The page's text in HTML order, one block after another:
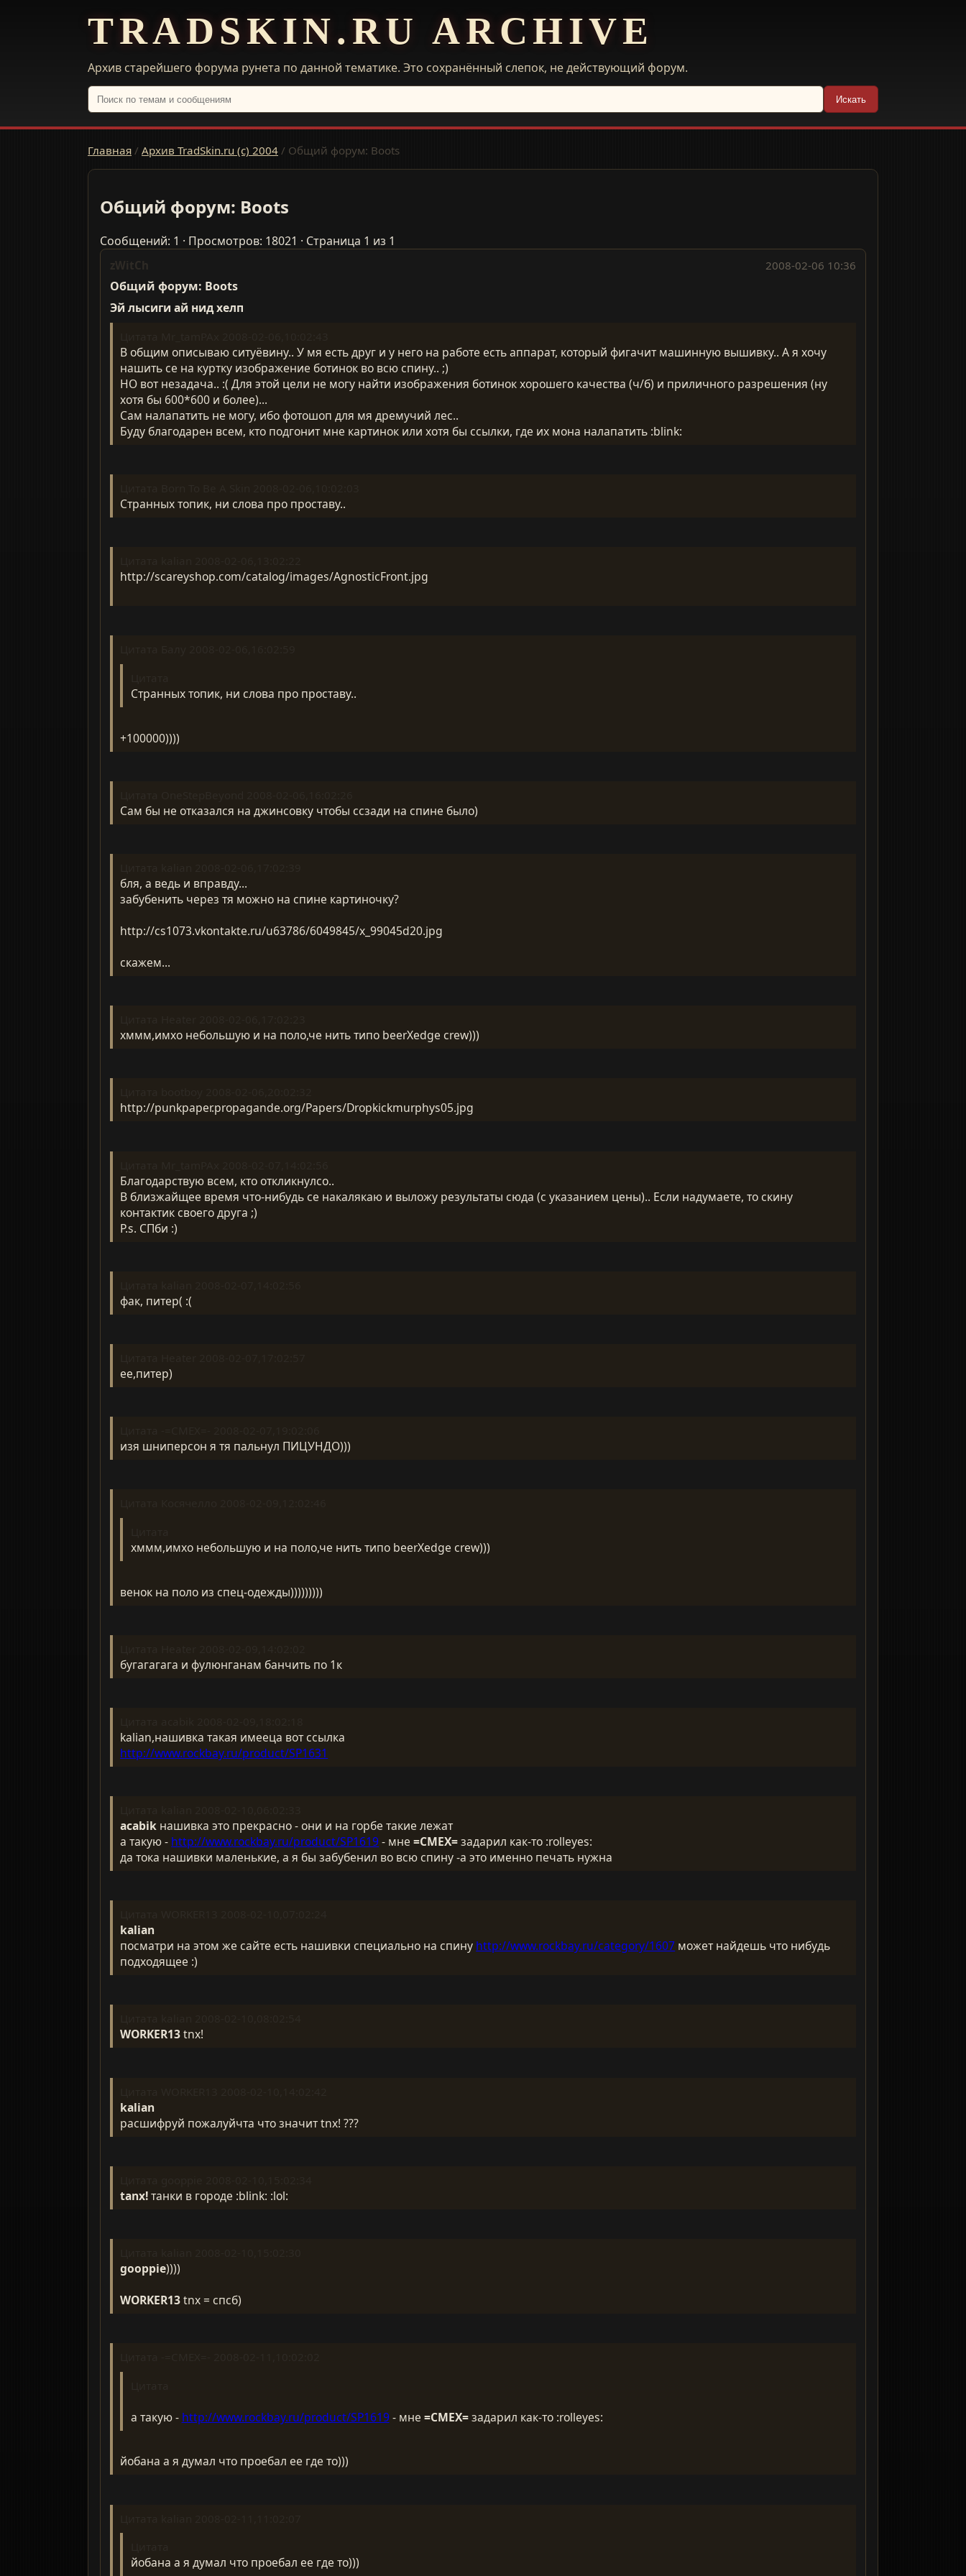
TRADSKIN.RU ARCHIVE
Архив старейшего форума рунета по данной тематике. Это сохранённый слепок, не действующий форум.
Искать
Главная / Архив TradSkin.ru (с) 2004 / Общий форум: Boots
Общий форум: Boots
Сообщений: 1 · Просмотров: 18021 · Страница 1 из 1
zWitCh 2008-02-06 10:36
Общий форум: Boots
Эй лысиги ай нид хелп
В общим описываю ситуёвину.. У мя есть друг и у него на работе есть аппарат, который фигачит машинную вышивку.. А я хочу
нашить се на куртку изображение ботинок во всю спину.. ;)
НО вот незадача.. :( Для этой цели не могу найти изображения ботинок хорошего качества (ч/б) и приличного разрешения (ну
хотя бы 600*600 и более)...
Сам налапатить не могу, ибо фотошоп для мя дремучий лес..
Буду благодарен всем, кто подгонит мне картинок или хотя бы ссылки, где их мона налапатить :blink:
Странных топик, ни слова про проставу..
http://scareyshop.com/catalog/images/AgnosticFront.jpg
Странных топик, ни слова про проставу..
+100000))))
Сам бы не отказался на джинсовку чтобы ссзади на спине было)
бля, а ведь и вправду...
забубенить через тя можно на спине картиночку?
http://cs1073.vkontakte.ru/u63786/6049845/x_99045d20.jpg
скажем...
хммм,имхо небольшую и на поло,че нить типо beerXedge crew)))
http://punkpaper.propagande.org/Papers/Dropkickmurphys05.jpg
Благодарствую всем, кто откликнулсо..
В близжайщее время что-нибудь се накалякаю и выложу результаты сюда (с указанием цены).. Если надумаете, то скину
контактик своего друга ;)
P.s. СПби :)
фак, питер( :(
ее,питер)
изя шниперсон я тя пальнул ПИЦУНДО)))
хммм,имхо небольшую и на поло,че нить типо beerXedge crew)))
венок на поло из спец-одежды)))))))))
бугагагага и фулюнганам банчить по 1к
kalian,нашивка такая имееца вот ссылка
http://www.rockbay.ru/product/SP1631
acabik нашивка это прекрасно - они и на горбе такие лежат
а такую - http://www.rockbay.ru/product/SP1619- мне=СМЕХ=задарил как-то :rolleyes:
да тока нашивки маленькие, а я бы забубенил во всю спину -а это именно печать нужна
kalian
посматри на этом же сайте есть нашивки специально на спину http://www.rockbay.ru/category/1607 может найдешь что нибудь
подходящее :)
WORKER13tnx!
kalian
расшифруй пожалуйчта что значит tnx! ???
tanx!танки в городе :blink: :lol:
gooppie))))
WORKER13tnx = спсб)
а такую - http://www.rockbay.ru/product/SP1619- мне =СМЕХ=задарил как-то :rolleyes:
йобана а я думал что проебал ее где то)))
йобана а я думал что проебал ее где то)))